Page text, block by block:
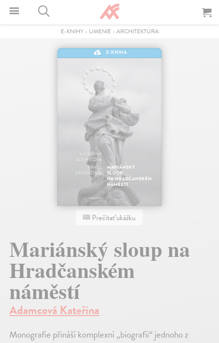
E-KNIHY- UMENIE- ARCHITEKTÚRA
E-KNIHA
Prečítať ukážku
Mariánský sloup na
Hradčanském
náměstí
Adamcová Kateřina
Monografie přináší komplexní „biografii“ jednoho z